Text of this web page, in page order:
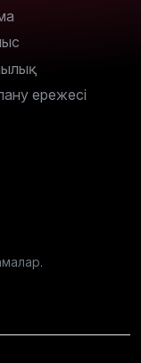
ережесі